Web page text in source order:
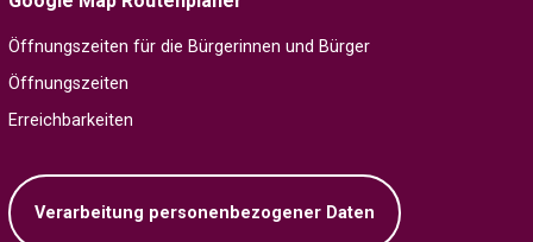
Öffnungszeiten für die Bürgerinnen und Bürger
Öffnungszeiten
Erreichbarkeiten
Verarbeitung personenbezogener Daten